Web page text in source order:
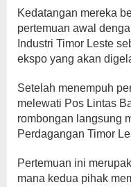
Kedatangan mereka
pertemuan awal
Industri Timor Leste
ekspo yang akan
Setelah menempuh
melewati Pos Lintas
rombongan langsung
Perdagangan Timor
Pertemuan ini
mana kedua pihak